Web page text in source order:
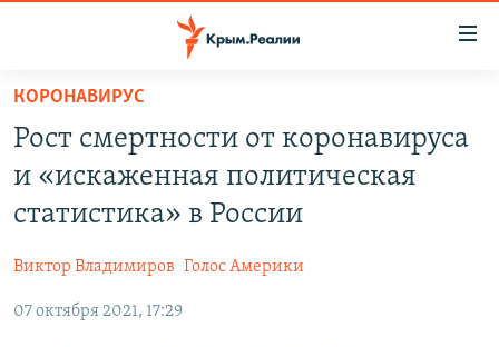
Вернуться
основному
содержанию
главной
навигации
Вернутся
СПЕЦПРОЕКТЫ
11 ЛЕТ ОККУПАЦИИ КРЫМА. 11 ИСТОРИЙ СОПРОТИВЛЕНИЯ
ЕЩЕ
ИНТЕРАКТИВ
РАДІО СВОБОДА
КОРОНАВИРУС
Рост смертности от коронавируса
и «искаженная политическая
статистика» в России
Виктор Владимиров Голос Америки
07 октября 2021, 17:29